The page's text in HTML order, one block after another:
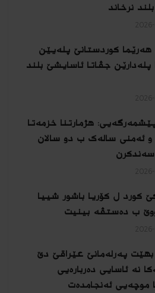
نرخاند
کوردستانێ پلەیێن
پلەدارێن جڤاتا ئاسایشێ بلند
پێشمەرگەیی: هژمارتنا خزمەتا
و ئەمنی سالەک ب دو سالان
کورد ل کۆریا باشور شییا
ب دەستڤە بینیت
پەرلەمانێ عێراقێ دێ
نە ئاسایی دەربارەیی
موچەیی ئەنجامدەت